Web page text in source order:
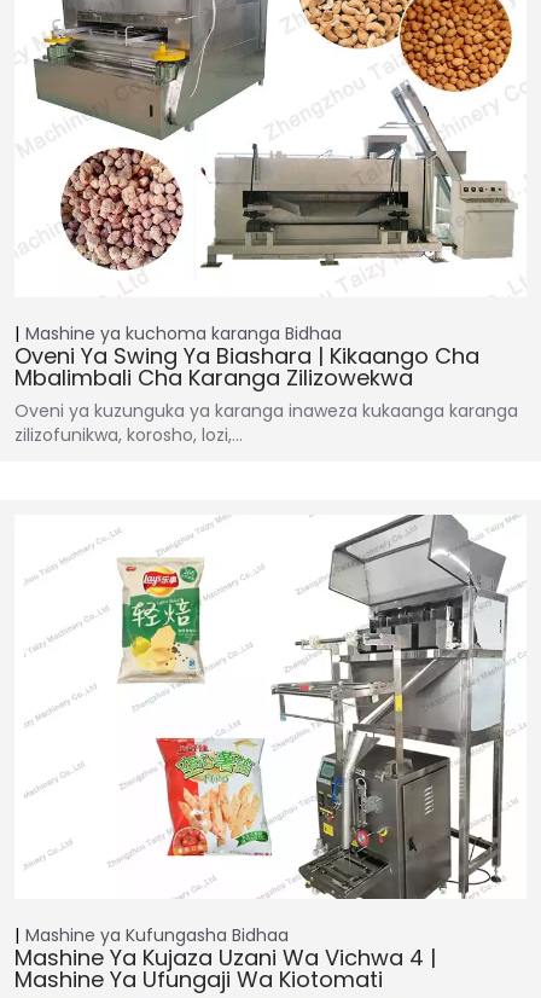
Mashine ya kuchoma karanga Bidhaa
Oveni Ya Swing Ya Biashara | Kikaango Cha
Mbalimbali Cha Karanga Zilizowekwa
Oveni ya kuzunguka ya karanga inaweza kukaanga karanga
zilizofunikwa, korosho, lozi,…
Mashine ya Kufungasha Bidhaa
Mashine Ya Kujaza Uzani Wa Vichwa 4 |
Mashine Ya Ufungaji Wa Kiotomati